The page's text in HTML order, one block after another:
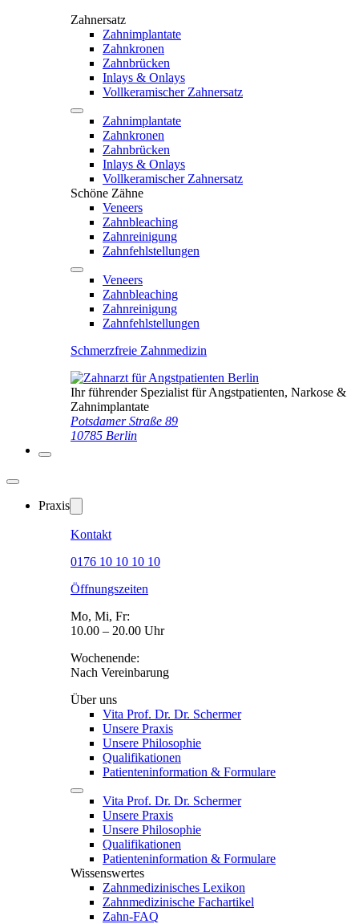
Zahnersatz
Zahnimplantate
Zahnkronen
Zahnbrücken
Inlays & Onlays
Vollkeramischer Zahnersatz
Zahnimplantate
Zahnkronen
Zahnbrücken
Inlays & Onlays
Vollkeramischer Zahnersatz
Schöne Zähne
Veneers
Zahnbleaching
Zahnreinigung
Zahnfehlstellungen
Veneers
Zahnbleaching
Zahnreinigung
Zahnfehlstellungen
Schmerzfreie Zahnmedizin
Ihr führender Spezialist für Angstpatienten, Narkose &
Zahnimplantate
Potsdamer Straße 89
10785 Berlin
Praxis
Kontakt
0176 10 10 10 10
Öffnungszeiten
Mo, Mi, Fr:
10.00 – 20.00 Uhr
Wochenende:
Nach Vereinbarung
Über uns
Vita Prof. Dr. Dr. Schermer
Unsere Praxis
Unsere Philosophie
Qualifikationen
Patienten­information & Formulare
Vita Prof. Dr. Dr. Schermer
Unsere Praxis
Unsere Philosophie
Qualifikationen
Patienten­information & Formulare
Wissenswertes
Zahnmedizinisches Lexikon
Zahnmedizinische Fachartikel
Zahn-FAQ